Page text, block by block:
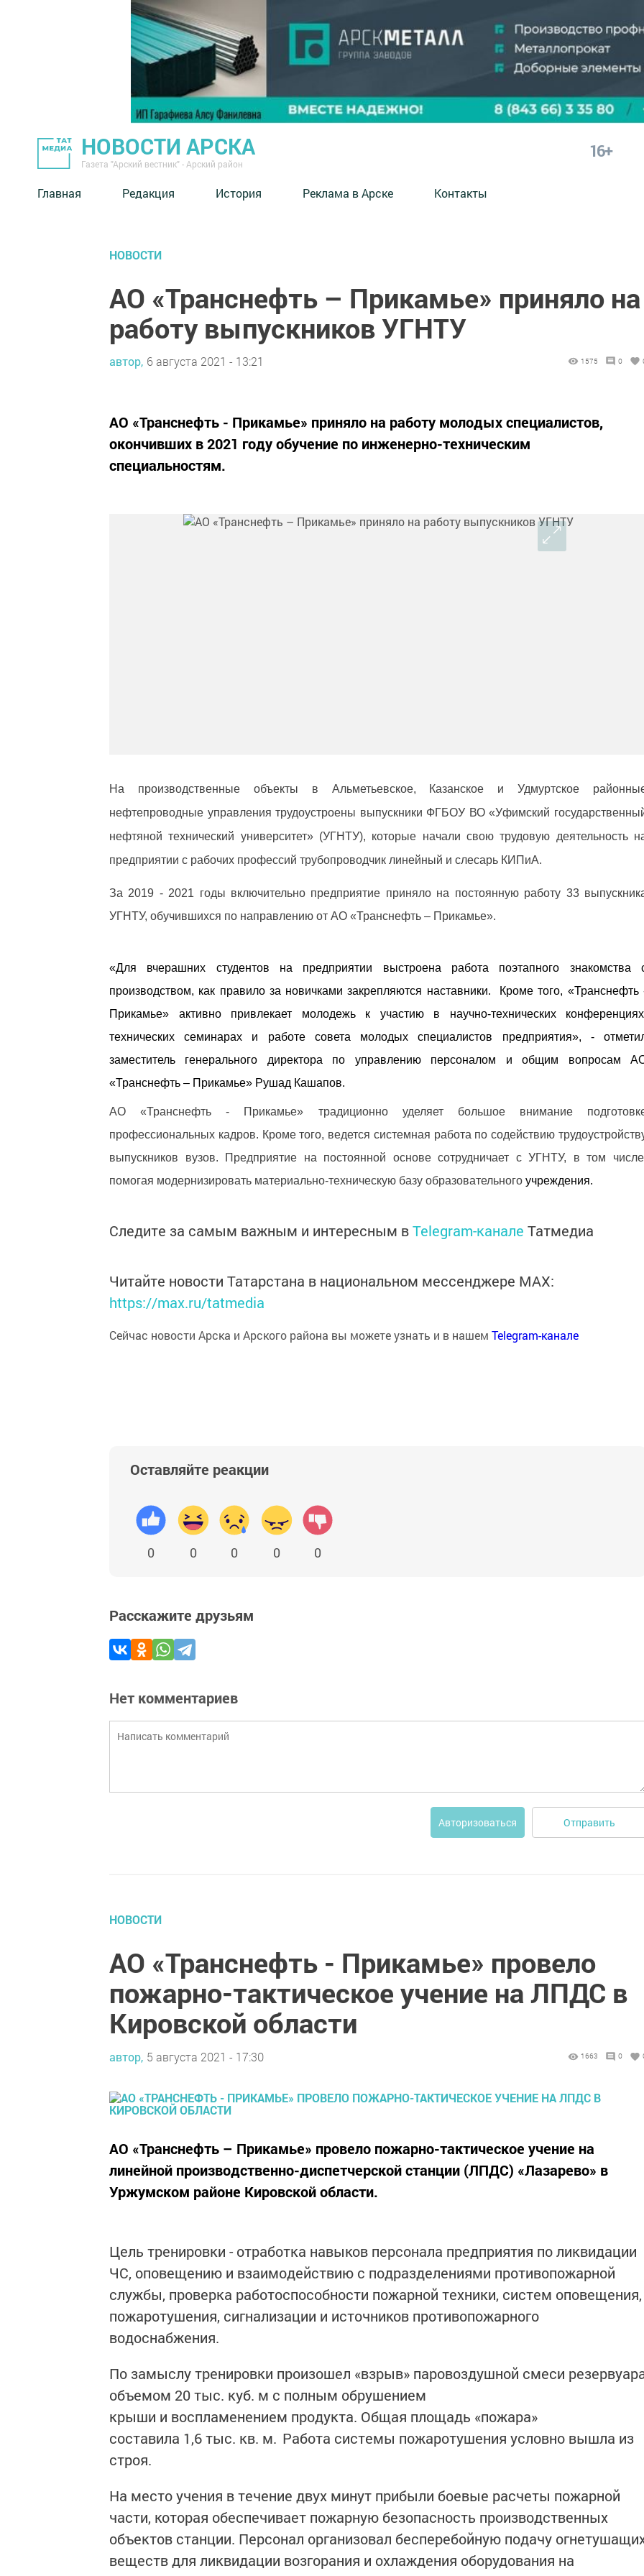
НОВОСТИ АРСКА
Газета "Арский вестник" - Арский район
16+
Главная Редакция История Реклама в Арске Контакты
НОВОСТИ
АО «Транснефть – Прикамье» приняло на
работу выпускников УГНТУ
автор, 6 августа 2021 - 13:21 1575 0
АО «Транснефть - Прикамье» приняло на работу молодых специалистов,
окончивших в 2021 году обучение по инженерно-техническим
специальностям.
На производственные объекты в Альметьевское, Казанское и Удмуртское
нефтепроводные управления трудоустроены выпускники ФГБОУ ВО «Уфимский
нефтяной технический университет» (УГНТУ), которые начали свою трудовую деятельность
предприятии с рабочих профессий трубопроводчик линейный и слесарь КИПиА.
За 2019 - 2021 годы включительно предприятие приняло на постоянную работу 33
УГНТУ, обучившихся по направлению от АО «Транснефть – Прикамье».
«Для вчерашних студентов на предприятии выстроена работа поэтапного знакомства
производством, как правило за новичками закрепляются наставники. Кроме того, «Транснефть
Прикамье» активно привлекает молодежь к участию в научно-технических
технических семинарах и работе совета молодых специалистов предприятия», -
заместитель генерального директора по управлению персоналом и общим вопросам
«Транснефть – Прикамье» Рушад Кашапов.
АО «Транснефть - Прикамье» традиционно уделяет большое внимание
профессиональных кадров. Кроме того, ведется системная работа по содействию
выпускников вузов. Предприятие на постоянной основе сотрудничает с УГНТУ, в том
помогая модернизировать материально-техническую базу образовательного учреждения.
Следите за самым важным и интересным вTelegram-канале Татмедиа
Читайте новости Татарстана в национальном мессенджере MАХ:
https://max.ru/tatmedia
Сейчас новости Арска и Арского района вы можете узнать и в нашем Telegram-канале
Оставляйте реакции
0 0 0 0 0
Расскажите друзьям
Нет комментариев
Авторизоваться Отправить
НОВОСТИ
АО «Транснефть - Прикамье» провело
пожарно-тактическое учение на ЛПДС в
Кировской области
автор, 5 августа 2021 - 17:30 1663 0
АО «Транснефть – Прикамье» провело пожарно-тактическое учение на
линейной производственно-диспетчерской станции (ЛПДС) «Лазарево» в
Уржумском районе Кировской области.
Цель тренировки - отработка навыков персонала предприятия по ликвидации
ЧС, оповещению и взаимодействию с подразделениями противопожарной
службы, проверка работоспособности пожарной техники, систем оповещения,
пожаротушения, сигнализации и источников противопожарного
водоснабжения.
По замыслу тренировки произошел «взрыв» паровоздушной смеси
объемом 20 тыс. куб. м с полным обрушением
крыши и воспламенением продукта. Общая площадь «пожара»
составила 1,6 тыс. кв. м. Работа системы пожаротушения условно вышла из
строя.
На место учения в течение двух минут прибыли боевые расчеты пожарной
части, которая обеспечивает пожарную безопасность производственных
объектов станции. Персонал организовал бесперебойную подачу
веществ для ликвидации возгорания и охлаждения оборудования на